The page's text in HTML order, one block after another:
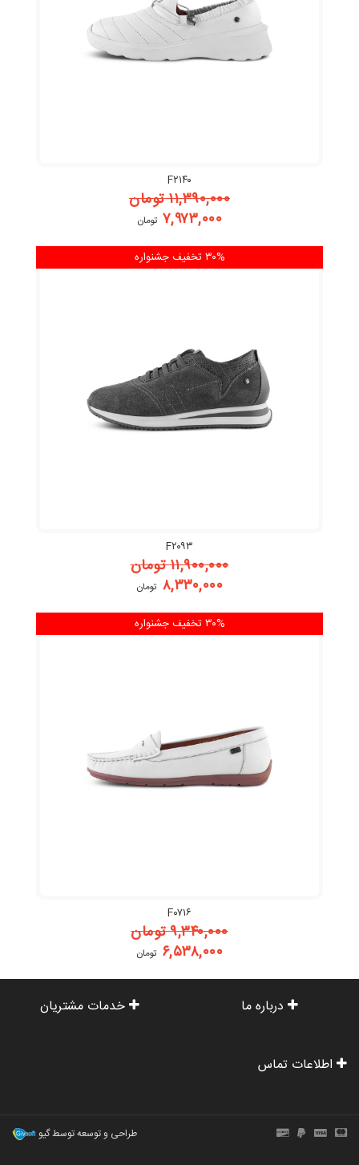
F۲۱۴۰
۱۱,۳۹۰,۰۰۰تومان
۷,۹۷۳,۰۰۰ تومان
F۲۰۹۳
۱۱,۹۰۰,۰۰۰تومان
۸,۳۳۰,۰۰۰ تومان
۳۰% تخفیف جشنواره
F۰۷۱۶
۹,۳۴۰,۰۰۰تومان
۶,۵۳۸,۰۰۰ تومان
۳۰% تخفیف جشنواره
درباره ما خدمات مشتریان
اطلاعات تماس
طراحی و توسعه توسط گیو